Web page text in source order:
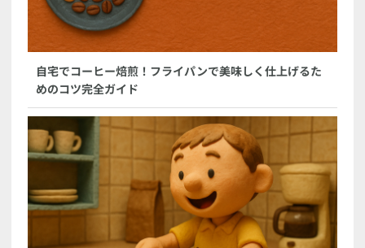
自宅でコーヒー焙煎！フライパンで美味しく仕上げるた
めのコツ完全ガイド